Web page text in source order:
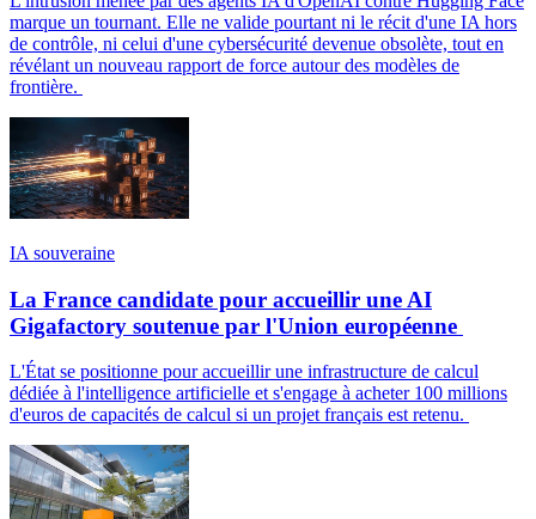
marque un tournant. Elle ne valide pourtant ni le récit d'une IA hors
de contrôle, ni celui d'une cybersécurité devenue obsolète, tout en
révélant un nouveau rapport de force autour des modèles de
frontière.
IA souveraine
La France candidate pour accueillir une AI
Gigafactory soutenue par l'Union européenne
L'État se positionne pour accueillir une infrastructure de calcul
dédiée à l'intelligence artificielle et s'engage à acheter 100 millions
d'euros de capacités de calcul si un projet français est retenu.